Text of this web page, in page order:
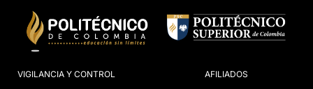
VIGILANCIA Y CONTROL AFILIADOS